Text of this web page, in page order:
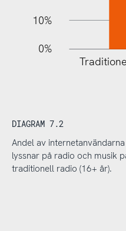
10%
0%
DIAGRAM 7.2
Andel av
lyssnar på radio och musik
traditionell radio (16+ år).